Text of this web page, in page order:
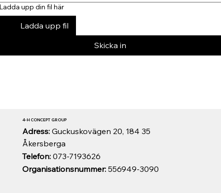
upp din fil här
Ladda upp fil
Skicka in
Organisationsnummer:556949-3090
Telefon:073-7193626
Adress: Guckuskovägen 20, 184 35
Åkersberga
4-H CONCEPT GROUP